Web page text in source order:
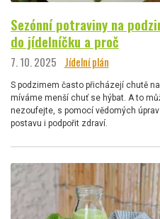
Sezónní potraviny na
do jídelníčku a proč
7. 10. 2025 Jídelní plán
S podzimem často přicházejí chutě
míváme menší chuť se hýbat. A to
nezoufejte, s pomocí vědomých
postavu i podpořit zdraví.